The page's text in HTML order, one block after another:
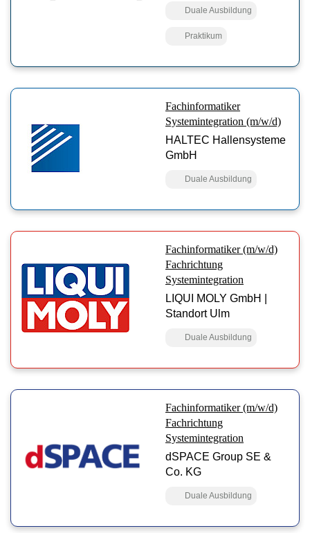
Duale Ausbildung
Praktikum
Fachinformatiker
Systemintegration (m/w/d)
HALTEC Hallensysteme
GmbH
Duale Ausbildung
Fachinformatiker (m/w/d)
Fachrichtung
Systemintegration
LIQUI MOLY GmbH |
Standort Ulm
Duale Ausbildung
Fachinformatiker (m/w/d)
Fachrichtung
Systemintegration
dSPACE Group SE &
Co. KG
Duale Ausbildung